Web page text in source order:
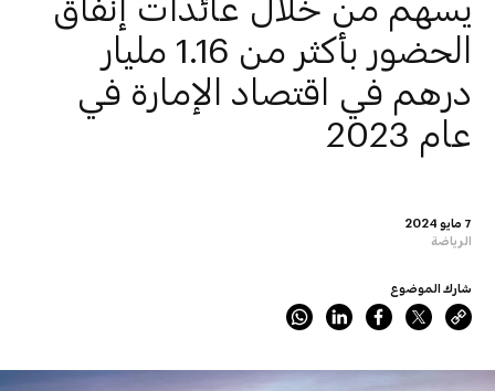
7 مايو 2024
الرياضة
الحضور بأكثر من 1.16 مليار
درهم في اقتصاد الإمارة في
عام 2023
شارك الموضوع